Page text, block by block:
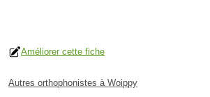
Améliorer cette fiche
Autres orthophonistes à Woippy